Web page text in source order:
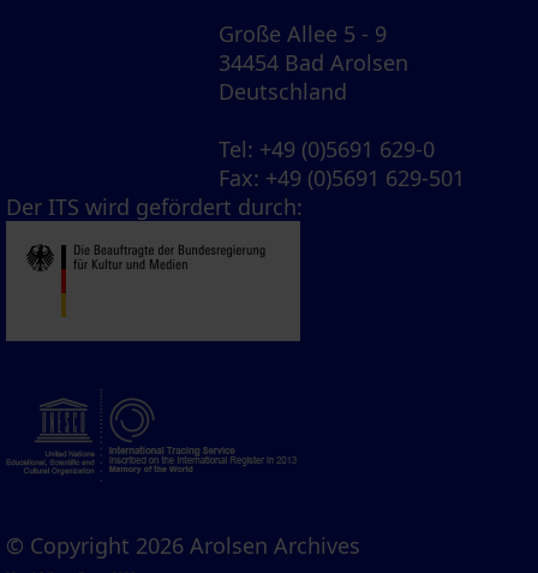
Große Allee 5 - 9
34454 Bad Arolsen
Deutschland
Tel: +49 (0)5691 629-0
Fax: +49 (0)5691 629-501
Der ITS wird gefördert durch:
© Copyright 2026 Arolsen Archives